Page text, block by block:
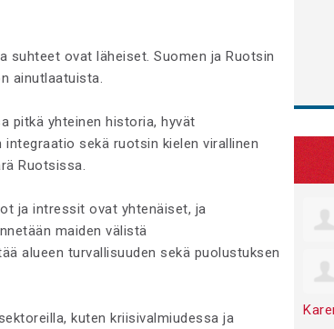
suhteet ovat läheiset. Suomen ja Ruotsin
ainutlaatuista.
pitkä yhteinen historia, hyvät
sekä ruotsin kielen virallinen
Ruotsissa.
ja intressit ovat yhtenäiset, ja
maiden välistä
alueen turvallisuuden sekä puolustuksen
kuten kriisivalmiudessa ja